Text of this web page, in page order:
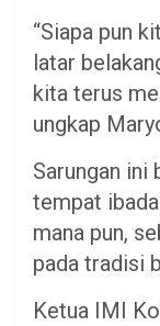
“Siapa pun
latar
kita terus
ungkap
Sarungan ini
tempat
mana pun,
pada tradisi
Ketua IMI